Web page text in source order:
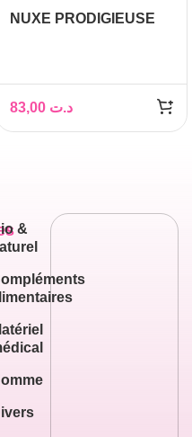
NUXE PRODIGIEUSE
د.ت
&